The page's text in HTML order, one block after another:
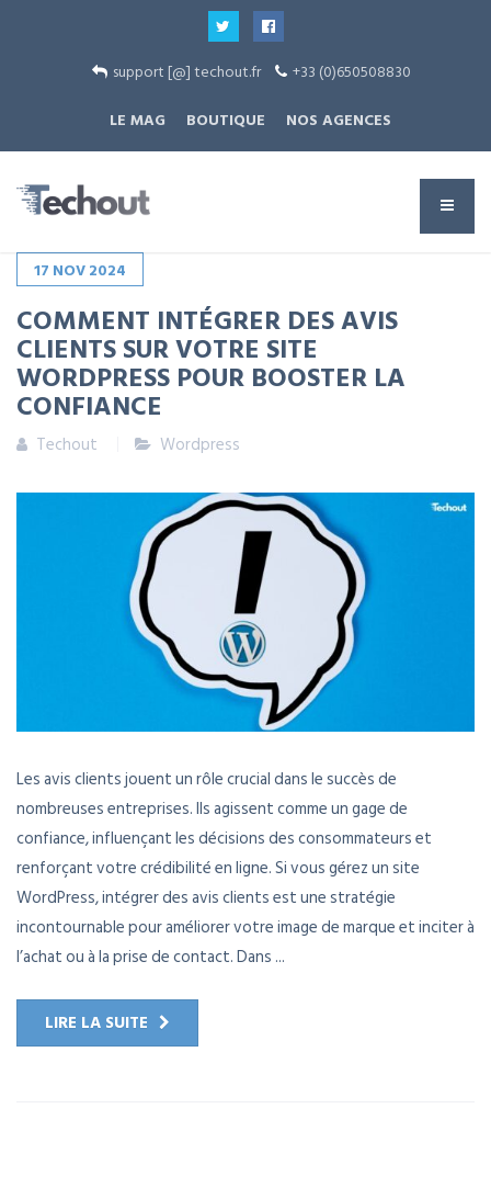
support [@] techout.fr
+33 (0)650508830
LE MAG
BOUTIQUE NOS AGENCES
17 NOV2024
COMMENT INTÉGRER DES AVIS
CLIENTS SUR VOTRE SITE
WORDPRESS POUR BOOSTER LA
CONFIANCE
Techout Wordpress
Les avis clients jouent un rôle crucial dans le succès de
nombreuses entreprises. Ils agissent comme un gage de
confiance, influençant les décisions des consommateurs et
renforçant votre crédibilité en ligne. Si vous gérez un site
WordPress, intégrer des avis clients est une stratégie
incontournable pour améliorer votre image de marque et inciter à
l’achat ou à la prise de contact. Dans ...
LIRE LA SUITE